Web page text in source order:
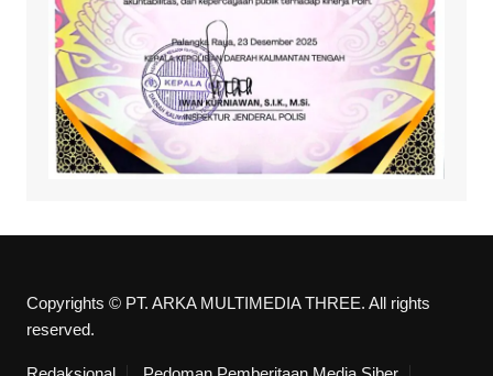
Copyrights © PT. ARKA MULTIMEDIA THREE. All rights
reserved.